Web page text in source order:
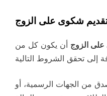
شكوى على الزوج
الزوج أن يكون كل من
من الجهات الرسمية، أو